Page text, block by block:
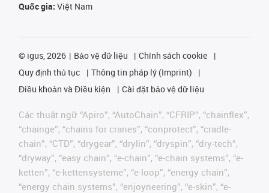
Quốc gia: Việt Nam
© igus, 2026 Bảo vệ dữ liệu
Chính sách cookie
Quy định thủ tục
Thông tin pháp lý (Imprint)
Điều khoản và Điều kiện
Cài đặt bảo vệ dữ liệu
Các thuật ngữ “Apiro”, “AutoChain”, “CFRIP”, “chainflex”,
“chainge”, “chains for cranes”, “conprotect”, “cradle-
chain”, “CTD”, “drygear”, “drylin”, “dryspin”, “dry-tech”,
“dryway”, “easy chain”, “e-chain”, “e-chain systems”, “e-
ketten”, “e-kettensysteme”, “e-loop”, “energy chain”,
“energy chain systems”, “enjoyneering”, “e-skin”, “e-